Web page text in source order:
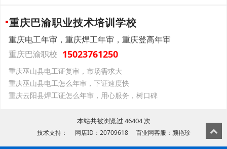
重庆巴渝职业技术培训学校
重庆电工年审，重庆焊工年审，重庆登高年审
重庆巴渝职校 15023761250
重庆巫山县电工证复审，市场需求大
重庆巫山县电工怎么年审，下证速度快
重庆云阳县焊工证怎么年审，用心服务，树口碑
本站共被浏览过 46404 次
技术支持： 网店ID：20709618 百业网客服：颜艳珍